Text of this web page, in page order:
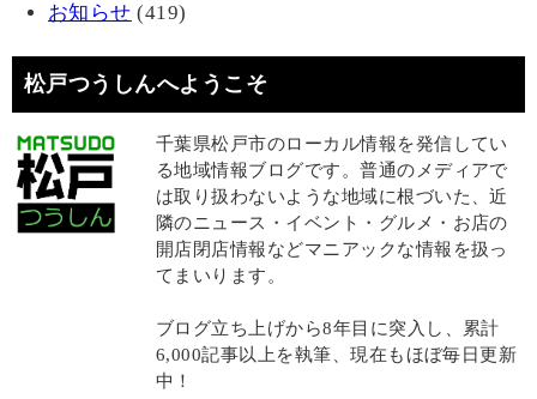
お知らせ (419)
松戸つうしんへようこそ
千葉県松戸市のローカル情報を発信してい
る地域情報ブログです。普通のメディアで
は取り扱わないような地域に根づいた、近
隣のニュース・イベント・グルメ・お店の
開店閉店情報などマニアックな情報を扱っ
てまいります。
ブログ立ち上げから8年目に突入し、累計
6,000記事以上を執筆、現在もほぼ毎日更新
中！